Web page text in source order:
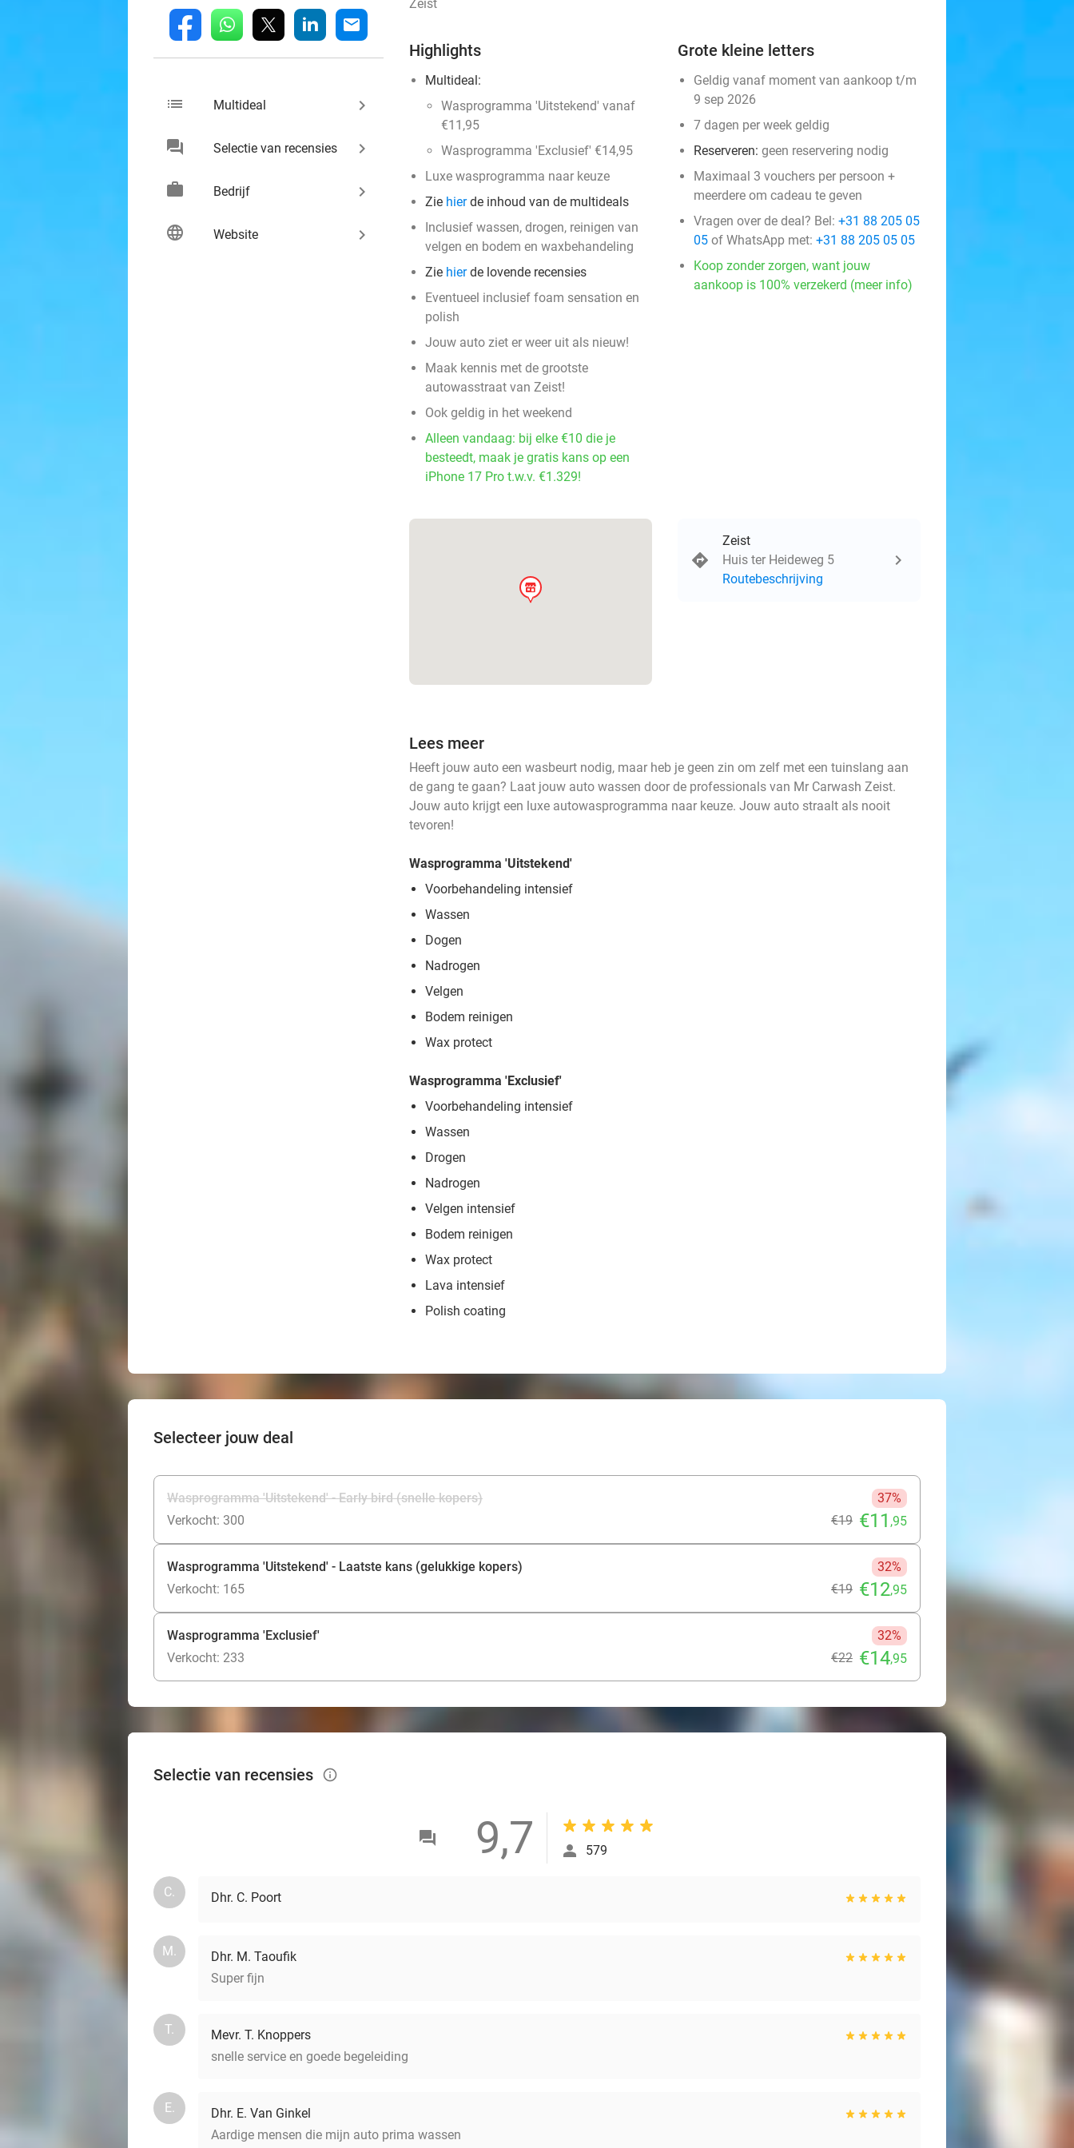
fb whatsapp linkedin mail
list Multideal keyboard_arrow_right
chat Selectie van recensies keyboard_arrow_right
work Bedrijf keyboard_arrow_right
language Website keyboard_arrow_right
Zeist
Highlights
Multideal:
Wasprogramma 'Uitstekend' vanaf
€11,95
Wasprogramma 'Exclusief' €14,95
Luxe wasprogramma naar keuze
Zie hierde inhoud van de multideals
Inclusief wassen, drogen, reinigen van
velgen en bodem en waxbehandeling
Zie hierde lovende recensies
Eventueel inclusief foam sensation en
polish
Jouw auto ziet er weer uit als nieuw!
Maak kennis met de grootste
autowasstraat van Zeist!
Ook geldig in het weekend
Alleen vandaag: bij elke €10 die je
besteedt, maak je gratis kans op een
iPhone 17 Pro t.w.v. €1.329!
Grote kleine letters
Geldig vanaf moment van aankoop t/m
9 sep 2026
7 dagen per week geldig
Reserveren: geen reservering nodig
Maximaal 3 vouchers per persoon +
meerdere om cadeau te geven
Vragen over de deal? Bel: +31 88 205 05
05 of WhatsApp met: +31 88 205 05 05
Koop zonder zorgen, want jouw
aankoop is 100% verzekerd (meer info)
store
Zeist
Huis ter Heideweg 5
Routebeschrijving
Lees meer
Heeft jouw auto een wasbeurt nodig, maar heb je geen zin om zelf met een tuinslang aan
de gang te gaan? Laat jouw auto wassen door de professionals van Mr Carwash Zeist.
Jouw auto krijgt een luxe autowasprogramma naar keuze. Jouw auto straalt als nooit
tevoren!
Wasprogramma 'Uitstekend'
Voorbehandeling intensief
Wassen
Dogen
Nadrogen
Velgen
Bodem reinigen
Wax protect
Wasprogramma 'Exclusief'
Voorbehandeling intensief
Wassen
Drogen
Nadrogen
Velgen intensief
Bodem reinigen
Wax protect
Lava intensief
Polish coating
Selecteer jouw deal
Wasprogramma 'Uitstekend' - Early bird (snelle kopers)
37%
Verkocht: 300
€19 €11 ,95
Wasprogramma 'Uitstekend' - Laatste kans (gelukkige kopers)
32%
Verkocht: 165
€19 €12,95
Wasprogramma 'Exclusief'
32%
Verkocht: 233
€22 €14,95
Selectie van recensies info_outlined
9,7 579
C. Dhr. C. Poort
M.
Dhr. M. Taoufik
Super fijn
T.
Mevr. T. Knoppers
snelle service en goede begeleiding
E.
Dhr. E. Van Ginkel
Aardige mensen die mijn auto prima wassen